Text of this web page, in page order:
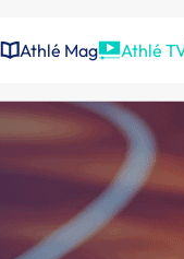
Athlé Mag Athlé